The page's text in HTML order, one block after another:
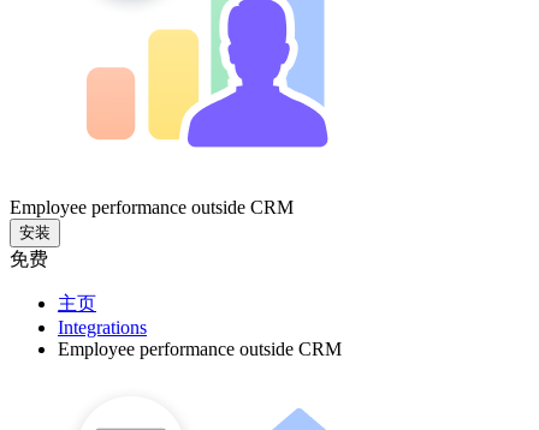
Employee performance outside CRM
安装
免费
主页
Integrations
Employee performance outside CRM